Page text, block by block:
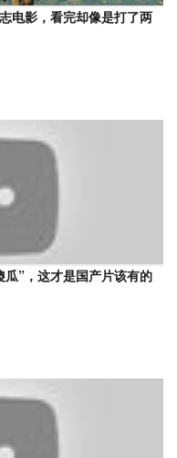
电影，看完却像是打了两
瓜”，这才是国产片该有的